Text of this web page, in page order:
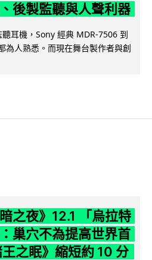
後製監聽與人聲利器
耳機，Sony 經典 MDR-7506 到
為人熟悉。而現在舞台製作者與創
之夜》12.1 「烏拉特
巢穴不為提高世界首
之眠》縮短約 10 分